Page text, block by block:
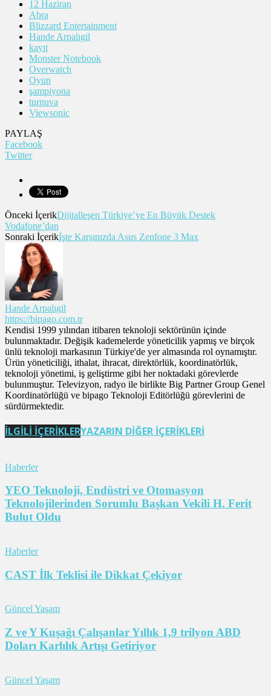
12 Haziran
Abra
Blizzard Entertainment
Hande Arpalıgil
kayıt
Monster Notebook
Overwatch
Oyun
şampiyona
turnuva
Viewsonic
PAYLAŞ
Facebook
Twitter
Önceki İçerikDijitalleşen Türkiye’ye En Büyük Destek
Vodafone’dan
Sonraki İçerikİşte Karşınızda Asus Zenfone 3 Max
Hande Arpalıgil
https://bipago.com.tr
Kendisi 1999 yılından itibaren teknoloji sektörünün içinde
bulunmaktadır. Değişik kademelerde yöneticilik yapmış ve birçok
ünlü teknoloji markasının Türkiye'de yer almasında rol oynamıştır.
Ürün yöneticiliği, ithalat, ihracat, direktörlük, koordinatörlük,
teknoloji yönetimi, iş geliştirme gibi her noktadaki görevlerde
bulunmuştur. Televizyon, radyo ile birlikte Big Partner Group Genel
Koordinatörlüğü ve bipago Teknoloji Editörlüğü görevlerini de
sürdürmektedir.
İLGİLİ İÇERİKLERYAZARIN DİĞER İÇERİKLERİ
Haberler
YEO Teknoloji, Endüstri ve Otomasyon
Teknolojilerinden Sorumlu Başkan Vekili H. Ferit
Bulut Oldu
Haberler
CAST İlk Teklisi ile Dikkat Çekiyor
Güncel Yaşam
Z ve Y Kuşağı Çalışanlar Yıllık 1,9 trilyon ABD
Doları Karlılık Artışı Getiriyor
Güncel Yaşam